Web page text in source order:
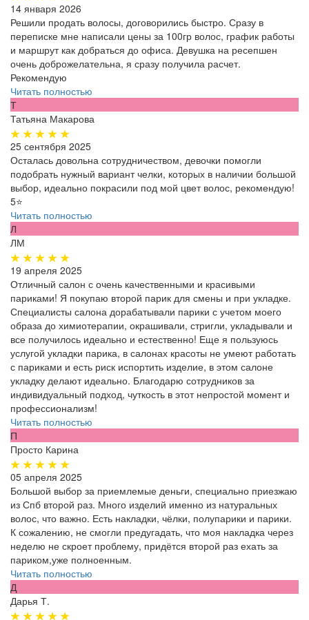
14 января 2026
Решили продать волосы, договорились быстро. Сразу в
переписке мне написали цены за 100гр волос, график работы
и маршрут как добраться до офиса. Девушка на ресепшен
очень доброжелательна, я сразу получила расчет.
Рекомендую
Читать полностью
Т
Татьяна Макарова
25 сентября 2025
Осталась довольна сотрудничеством, девочки помогли
подобрать нужный вариант челки, которых в наличии большой
выбор, идеально покрасили под мой цвет волос, рекомендую!
5⭐️
Читать полностью
Л
ЛМ
19 апреля 2025
Отличный салон с очень качественными и красивыми
париками! Я покупаю второй парик для смены и при укладке.
Специалисты салона дорабатывали парики с учетом моего
образа до химиотерапии, окрашивали, стригли, укладывали и
все получилось идеально и естественно! Еще я пользуюсь
услугой укладки парика, в салонах красоты не умеют работать
с париками и есть риск испортить изделие, в этом салоне
укладку делают идеально. Благодарю сотрудников за
индивидуальный подход, чуткость в этот непростой момент и
профессионализм!
Читать полностью
П
Просто Карина
05 апреля 2025
Большой выбор за приемлемые деньги, специально приезжаю
из Спб второй раз. Много изделий именно из натуральных
волос, что важно. Есть накладки, чёлки, полупарики и парики.
К сожалению, не смогли предугадать, что моя накладка через
неделю не скроет проблему, придётся второй раз ехать за
париком,уже полноенным.
Читать полностью
Д
Дарья Т.